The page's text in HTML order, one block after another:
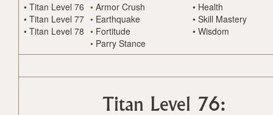
• Titan Level 76
• Titan Level 77
• Titan Level 78
• Armor Crush
• Earthquake
• Fortitude
• Parry Stance
• Health
• Skill Mastery
• Wisdom
Titan Level 76: